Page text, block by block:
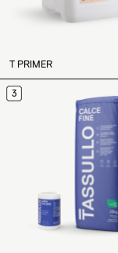
T PRIMER
3